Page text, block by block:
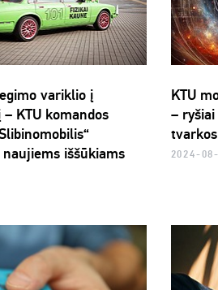
variklio į
KTU komandos
naujiems iššūkiams
KTU
–
tvarkos
2024-